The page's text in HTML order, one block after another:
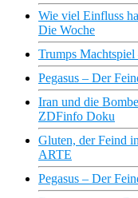
Wie viel Einfluss
Die Woche
Trumps
Pegasus – Der
Iran und die
ZDFinfo Doku
Gluten, der Feind
ARTE
Pegasus – Der